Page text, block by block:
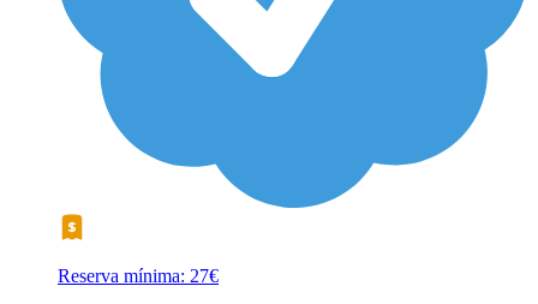
Reserva mínima: 27€